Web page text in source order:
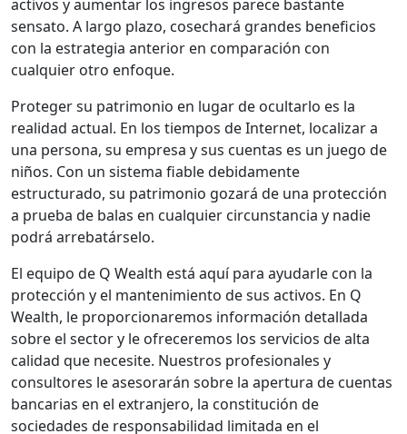
activos y aumentar los ingresos parece bastante
sensato. A largo plazo, cosechará grandes beneficios
con la estrategia anterior en comparación con
cualquier otro enfoque.
Proteger su patrimonio en lugar de ocultarlo es la
realidad actual. En los tiempos de Internet, localizar a
una persona, su empresa y sus cuentas es un juego de
niños. Con un sistema fiable debidamente
estructurado, su patrimonio gozará de una protección
a prueba de balas en cualquier circunstancia y nadie
podrá arrebatárselo.
El equipo de Q Wealth está aquí para ayudarle con la
protección y el mantenimiento de sus activos. En Q
Wealth, le proporcionaremos información detallada
sobre el sector y le ofreceremos los servicios de alta
calidad que necesite. Nuestros profesionales y
consultores le asesorarán sobre la apertura de cuentas
bancarias en el extranjero, la constitución de
sociedades de responsabilidad limitada en el